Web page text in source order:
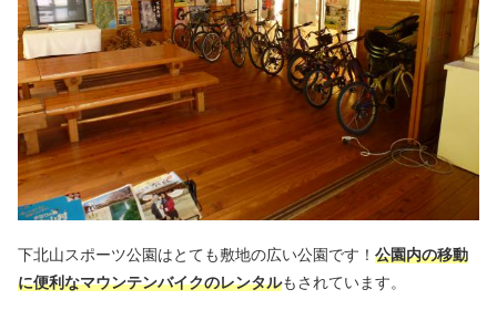
下北山スポーツ公園はとても敷地の広い公園です！ 公園内の移動
に便利なマウンテンバイクのレンタルもされています。